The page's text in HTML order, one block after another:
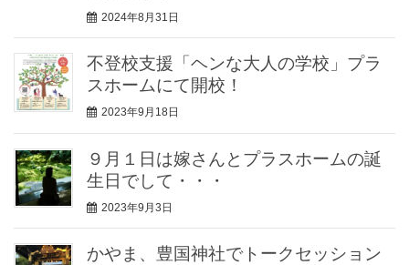
2024年8月31日
不登校支援「ヘンな大人の学校」プラ
スホームにて開校！
2023年9月18日
９月１日は嫁さんとプラスホームの誕
生日でして・・・
2023年9月3日
かやま、豊国神社でトークセッション